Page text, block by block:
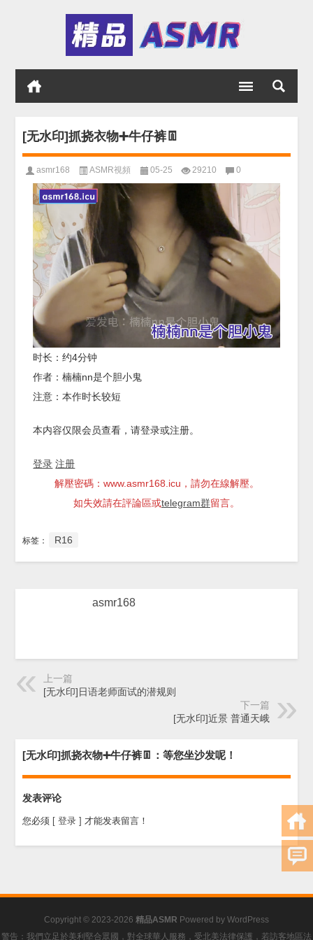
[无水印]抓挠衣物➕牛仔裤👖
asmr168 ASMR視頻 05-25 29210 0
时长：约4分钟
作者：楠楠nn是个胆小鬼
注意：本作时长较短
本内容仅限会员查看，请登录或注册。
登录 注册
解壓密碼：www.asmr168.icu，請勿在線解壓。
如失效請在評論區或telegram群留言。
标签： R16
asmr168
上一篇
[无水印]日语老师面试的潜规则
下一篇
[无水印]近景 普通天峨
[无水印]抓挠衣物➕牛仔裤👖：等您坐沙发呢！
发表评论
您必须 [ 登录 ] 才能发表留言！
Copyright © 2023-2026 精品ASMR Powered by WordPress
警告：我們立足於美利堅合眾國，對全球華人服務，受北美法律保護，若訪客地區法